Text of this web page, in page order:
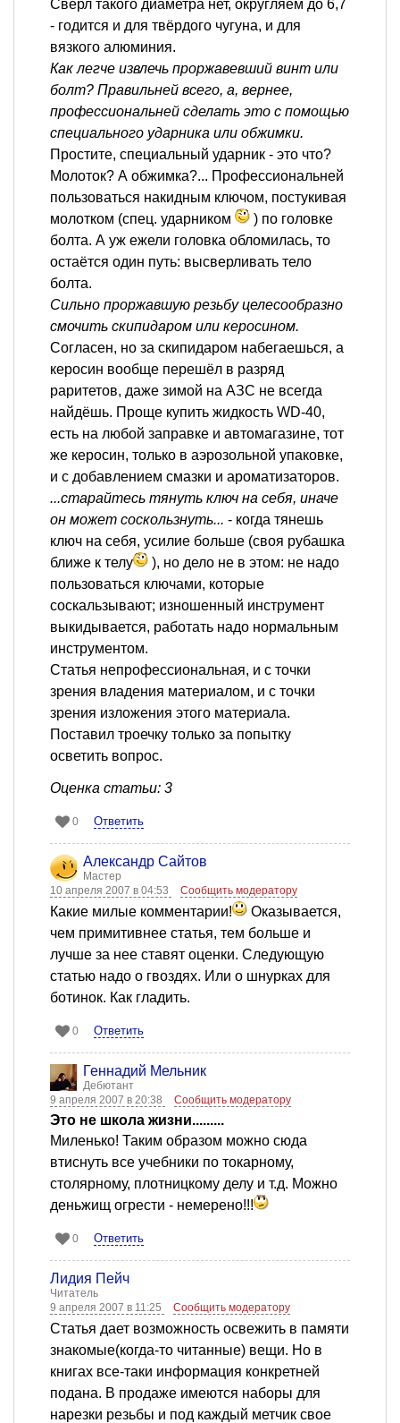
Свёрл такого диаметра нет, округляем до 6,7
- годится и для твёрдого чугуна, и для
вязкого алюминия.
Как легче извлечь проржавевший винт или
болт? Правильней всего, а, вернее,
профессиональней сделать это с помощью
специального ударника или обжимки.
Простите, специальный ударник - это что?
Молоток? А обжимка?... Профессиональней
пользоваться накидным ключом, постукивая
молотком (спец. ударником
) по головке
болта. А уж ежели головка обломилась, то
остаётся один путь: высверливать тело
болта.
Сильно проржавшую резьбу целесообразно
смочить скипидаром или керосином.
Согласен, но за скипидаром набегаешься, а
керосин вообще перешёл в разряд
раритетов, даже зимой на АЗС не всегда
найдёшь. Проще купить жидкость WD-40,
есть на любой заправке и автомагазине, тот
же керосин, только в аэрозольной упаковке,
и с добавлением смазки и ароматизаторов.
...старайтесь тянуть ключ на себя, иначе
он может соскользнуть... - когда тянешь
ключ на себя, усилие больше (своя рубашка
ближе к телу
), но дело не в этом: не надо
пользоваться ключами, которые
соскальзывают; изношенный инструмент
выкидывается, работать надо нормальным
инструментом.
Статья непрофессиональная, и с точки
зрения владения материалом, и с точки
зрения изложения этого материала.
Поставил троечку только за попытку
осветить вопрос.
Оценка статьи: 3
0 Ответить
Александр Сайтов
Мастер
10 апреля 2007 в 04:53
Сообщить модератору
Какие милые комментарии!
Оказывается,
чем примитивнее статья, тем больше и
лучше за нее ставят оценки. Следующую
статью надо о гвоздях. Или о шнурках для
ботинок. Как гладить.
0 Ответить
Геннадий Мельник
Дебютант
9 апреля 2007 в 20:38
Сообщить модератору
Это не школа жизни.........
Миленько! Таким образом можно сюда
втиснуть все учебники по токарному,
столярному, плотницкому делу и т.д. Можно
деньжищ огрести - немерено!!!
0 Ответить
Лидия Пейч
Читатель
9 апреля 2007 в 11:25
Сообщить модератору
Статья дает возможность освежить в памяти
знакомые(когда-то читанные) вещи. Но в
книгах все-таки информация конкретней
подана. В продаже имеются наборы для
нарезки резьбы и под каждый метчик свое